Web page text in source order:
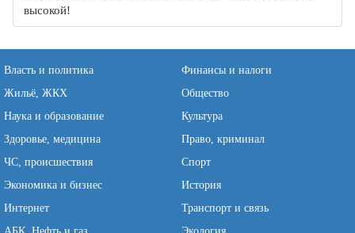
высокой!
Власть и политика
Финансы и налоги
Жильё, ЖКХ
Общество
Наука и образование
Культура
Здоровье, медицина
Право, криминал
ЧС, происшествия
Спорт
Экономика и бизнес
История
Интернет
Транспорт и связь